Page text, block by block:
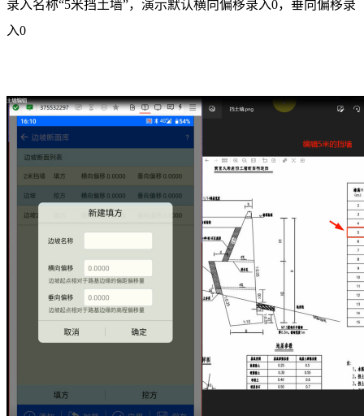
录入名称“5米挡土墙”，演示默认横向偏移录入0，垂向偏移录
入0